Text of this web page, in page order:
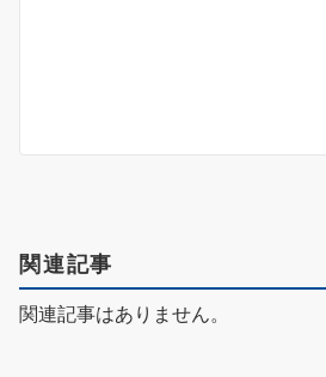
関連記事
関連記事はありません。